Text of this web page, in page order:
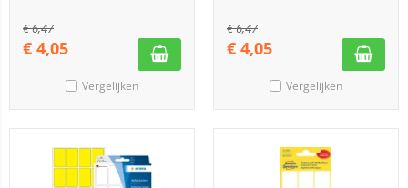
€6,47
€ 4,05
Vergelijken
€6,47
€ 4,05
Vergelijken